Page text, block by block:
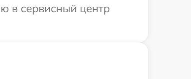
в сервисный центр